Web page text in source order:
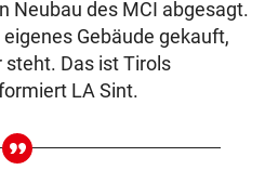
Neubau des MCI abgesagt.
Gebäude gekauft,
Das ist Tirols
LA Sint.